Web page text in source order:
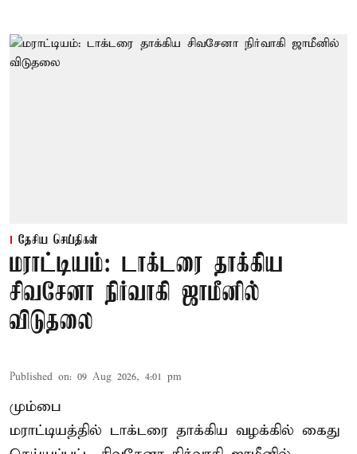
தேசிய செய்திகள்
மராட்டியம்: டாக்டரை தாக்கிய
சிவசேனா நிர்வாகி ஜாமீனில்
விடுதலை
Published on: 09 Aug 2026, 4:01 pm
மும்பை
மராட்டியத்தில் டாக்டரை தாக்கிய வழக்கில் கைது